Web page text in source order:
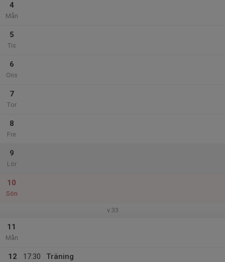
4
Mån
5
Tis
6
Ons
7
Tor
8
Fre
9
Lör
10
Sön
v.33
11
Mån
12
17:30
Träning